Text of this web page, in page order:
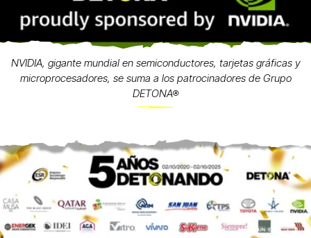
NVIDIA, gigante mundial en semiconductores, tarjetas gráficas y
microprocesadores, se suma a los patrocinadores de Grupo
DETONA®